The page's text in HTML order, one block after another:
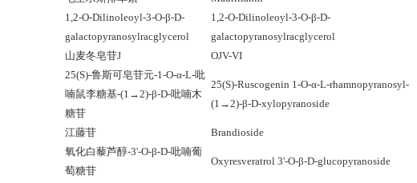
1,2-O-Dilinoleoyl-3-O-β-D-
galactopyranosylracglycerol
1,2-O-Dilinoleoyl-3-O-β-D-
galactopyranosylracglycerol
山麦冬皂苷J OJV-VI
25(S)-鲁斯可皂苷元-1-O-α-L-吡
喃鼠李糖基-(1→2)-β-D-吡喃木
糖苷
25(S)-Ruscogenin 1-O-α-L-rhamnopyranosyl-
(1→2)-β-D-xylopyranoside
江藤苷 Brandioside
氧化白藜芦醇-3'-O-β-D-吡喃葡
萄糖苷
Oxyresveratrol 3'-O-β-D-glucopyranoside